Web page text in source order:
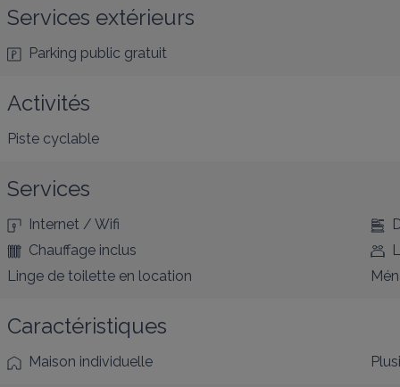
Services extérieurs
Parking public gratuit
Activités
Piste cyclable
Services
Internet / Wifi
Chauffage inclus
Linge de toilette en location
Caractéristiques
Maison individuelle